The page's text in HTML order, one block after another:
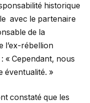
historique
avec le partenaire
de la
l’ex-rébellion
« Cependant, nous
éventualité. »
constaté que les